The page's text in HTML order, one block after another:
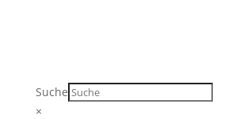
Suche
×